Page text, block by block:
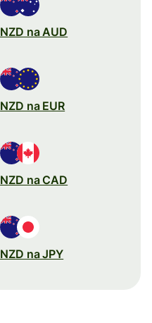
NZD na AUD
NZD na EUR
NZD na CAD
NZD na JPY